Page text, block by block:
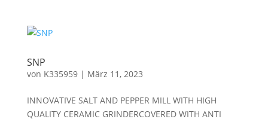
SNP
von K335959| März 11, 2023
INNOVATIVE SALT AND PEPPER MILL WITH HIGH
QUALITY CERAMIC GRINDERCOVERED WITH ANTI